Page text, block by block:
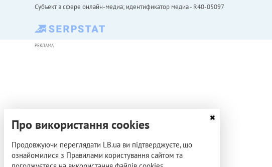
Субъект в сфере онлайн-медиа; идентификатор медиа - R40-05097
РЕКЛАМА
Про використання cookies
Продовжуючи переглядати LB.ua ви підтверджуєте, що
ознайомилися з Правилами користування сайтом та